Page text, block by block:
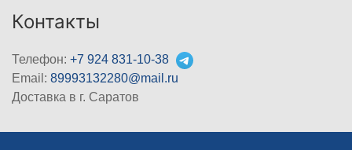
Контакты
Телефон: +7 924 831-10-38
Email: 89993132280@mail.ru
Доставка в г. Саратов